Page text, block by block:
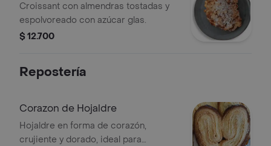
Croissant con almendras tostadas y
espolvoreado con azúcar glas.
$ 12.700
Repostería
Corazon de Hojaldre
Hojaldre en forma de corazón,
crujiente y dorado, ideal para